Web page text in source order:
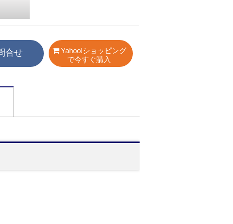
合せ
Yahoo!ショッピング
で今すぐ購入